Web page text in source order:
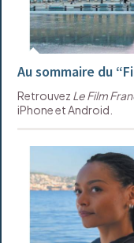
Au sommaire du
Retrouvez Le Film
iPhone et Android.